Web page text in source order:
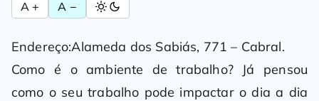
A + A −
Endereço:Alameda dos Sabiás, 771 – Cabral.
Como é o ambiente de trabalho? Já pensou
como o seu trabalho pode impactar o dia a dia